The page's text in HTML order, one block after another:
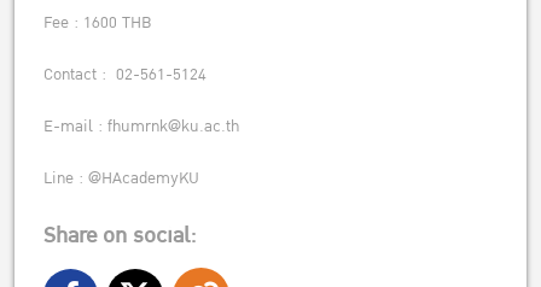
Fee : 1600 THB
Contact : 02-561-5124
E-mail : fhumrnk@ku.ac.th
Line : @HAcademyKU
Share on social: